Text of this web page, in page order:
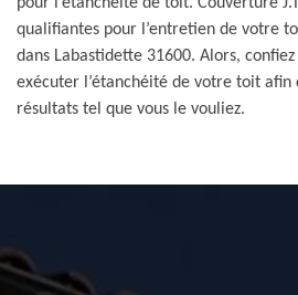
qualifiantes pour l’entretien de votre
dans Labastidette 31600. Alors,
exécuter l’étanchéité de votre toit
résultats tel que vous le vouliez.